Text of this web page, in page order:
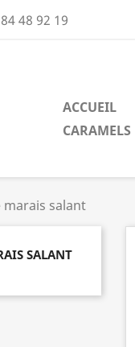
48 92 19
ACCUEIL
CARAMELS
marais salant
SALANT